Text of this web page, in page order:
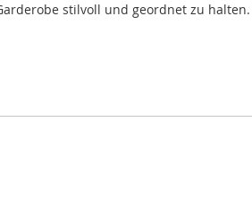
stilvoll und geordnet zu